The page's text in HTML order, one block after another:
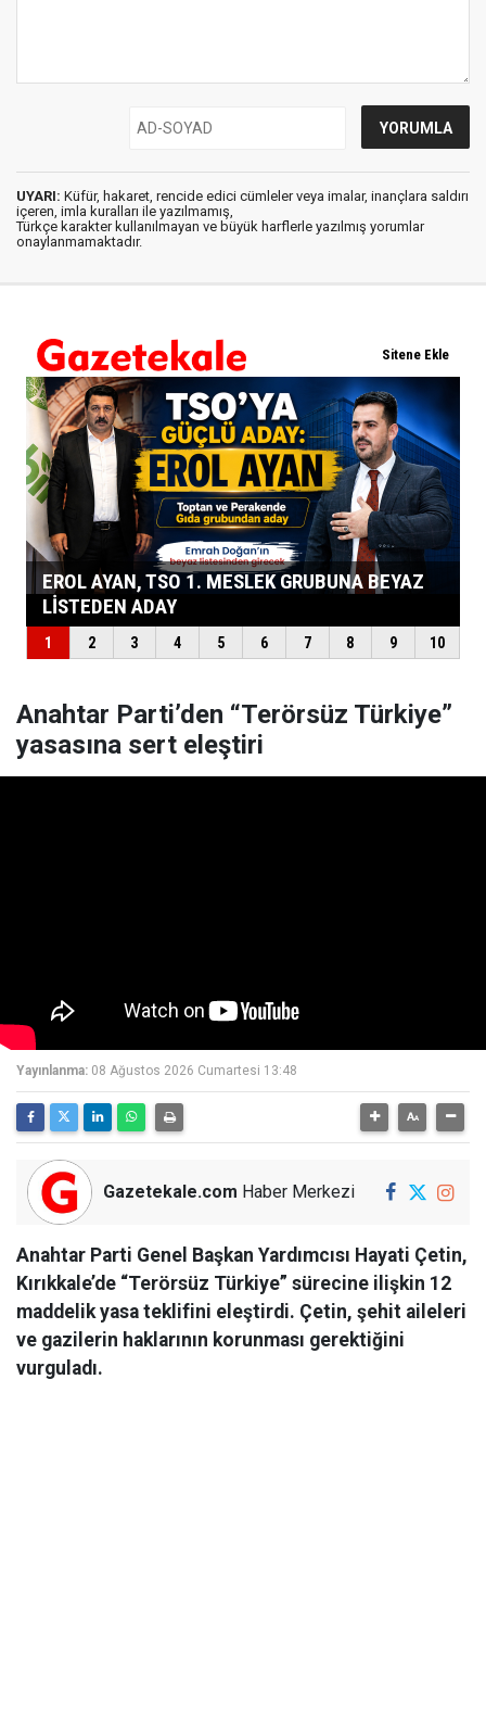
UYARI: Küfür, hakaret, rencide edici cümleler veya imalar, inançlara saldırı
içeren, imla kuralları ile yazılmamış,
Türkçe karakter kullanılmayan ve büyük harflerle yazılmış yorumlar
onaylanmamaktadır.
Anahtar Parti’den “Terörsüz Türkiye”
yasasına sert eleştiri
Yayınlanma: 08 Ağustos 2026 Cumartesi 13:48
Gazetekale.com Haber Merkezi
Anahtar Parti Genel Başkan Yardımcısı Hayati Çetin,
Kırıkkale’de “Terörsüz Türkiye” sürecine ilişkin 12
maddelik yasa teklifini eleştirdi. Çetin, şehit aileleri
ve gazilerin haklarının korunması gerektiğini
vurguladı.